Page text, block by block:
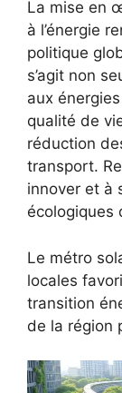
La mise en
à l’énergie
politique
s’agit non
aux
qualité de
réduction
transport.
innover et à
écologiques
Le métro
locales
transition
de la région